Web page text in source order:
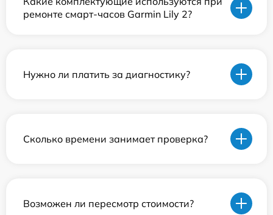
ремонте смарт-часов Garmin Lily 2?
Нужно ли платить за диагностику?
Сколько времени занимает проверка?
Возможен ли пересмотр стоимости?